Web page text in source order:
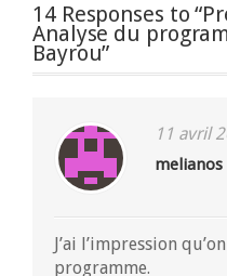
14 Responses to
Analyse du
Bayrou”
11 avril
melianos
J’ai l’impression
programme.